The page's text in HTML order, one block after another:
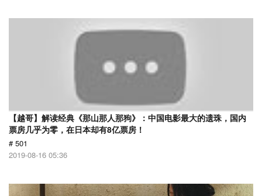
【越哥】解读经典《那山那人那狗》：中国电影最大的遗珠，国内
票房几乎为零，在日本却有8亿票房！
# 501
2019-08-16 05:36